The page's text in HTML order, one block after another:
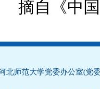
摘自《中国
北师范大学党委办公室(党